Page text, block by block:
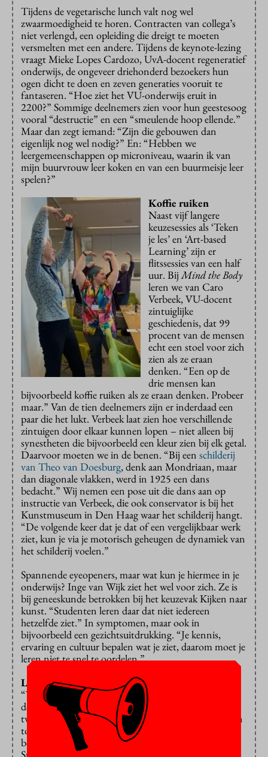
Tijdens de vegetarische lunch valt nog wel
zwaarmoedigheid te horen. Contracten van collega’s
niet verlengd, een opleiding die dreigt te moeten
versmelten met een andere. Tijdens de keynote-lezing
vraagt Mieke Lopes Cardozo, UvA-docent regeneratief
onderwijs, de ongeveer driehonderd bezoekers hun
ogen dicht te doen en zeven generaties vooruit te
fantaseren. “Hoe ziet het VU-onderwijs eruit in
2200?” Sommige deelnemers zien voor hun geestesoog
vooral “destructie” en een “smeulende hoop ellende.”
Maar dan zegt iemand: “Zijn die gebouwen dan
eigenlijk nog wel nodig?” En: “Hebben we
leergemeenschappen op microniveau, waarin ik van
mijn buurvrouw leer koken en van een buurmeisje leer
spelen?”
Koffie ruiken
Naast vijf langere
keuzesessies als ‘Teken
je les’ en ‘Art-based
Learning’ zijn er
flitssessies van een half
uur. BijMind the Body
leren we van Caro
Verbeek, VU-docent
zintuiglijke
geschiedenis, dat 99
procent van de mensen
echt een stoel voor zich
zien als ze eraan
denken. “Een op de
drie mensen kan
bijvoorbeeld koffie ruiken als ze eraan denken. Probeer
maar.” Van de tien deelnemers zijn er inderdaad een
paar die het lukt. Verbeek laat zien hoe verschillende
zintuigen door elkaar kunnen lopen – niet alleen bij
synestheten die bijvoorbeeld een kleur zien bij elk getal.
Daarvoor moeten we in de benen. “Bij een schilderij
van Theo van Doesburg, denk aan Mondriaan, maar
dan diagonale vlakken, werd in 1925 een dans
bedacht.” Wij nemen een pose uit die dans aan op
instructie van Verbeek, die ook conservator is bij het
Kunstmuseum in Den Haag waar het schilderij hangt.
“De volgende keer dat je dat of een vergelijkbaar werk
ziet, kun je via je motorisch geheugen de dynamiek van
het schilderij voelen.”
Spannende eyeopeners, maar wat kun je hiermee in je
onderwijs? Inge van Wijk ziet het wel voor zich. Ze is
bij geneeskunde betrokken bij het keuzevak Kijken naar
kunst. “Studenten leren daar dat niet iedereen
hetzelfde ziet.” In symptomen, maar ook in
bijvoorbeeld een gezichtsuitdrukking. “Je kennis,
ervaring en cultuur bepalen wat je ziet, daarom moet je
leren niet te snel te oordelen.”
Laat je copiloot het werk doen
“Wat zou de ideale AI-sidekick voor jou kunnen
doen?”, vraagt onderwijsadviseur Nienke Stumpel de
twintig deelnemers van haar flitssessie. Opdrachten en
toetsen formuleren, interessante scenario’s of
bedenken… Microsoft Copilot kan dat goed volgens